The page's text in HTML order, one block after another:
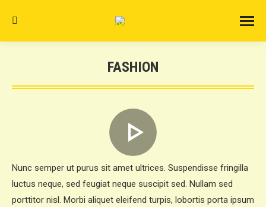
Search:
FASHION
Nunc semper ut purus sit amet ultrices. Suspendisse fringilla
luctus neque, sed feugiat neque suscipit sed. Nullam sed
porttitor nisl. Morbi aliquet eleifend turpis, lobortis porta ipsum